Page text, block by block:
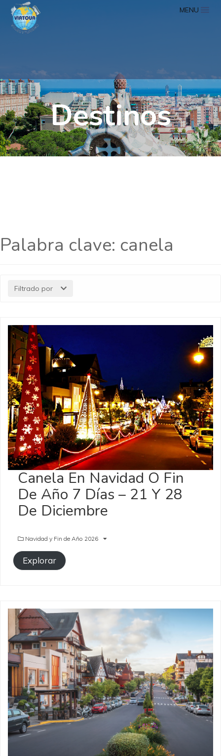
MENU
Destinos
Palabra clave: canela
Filtrado por
Canela En Navidad O Fin
De Año 7 Días – 21 Y 28
De Diciembre
Navidad y Fin de Año 2026
Explorar